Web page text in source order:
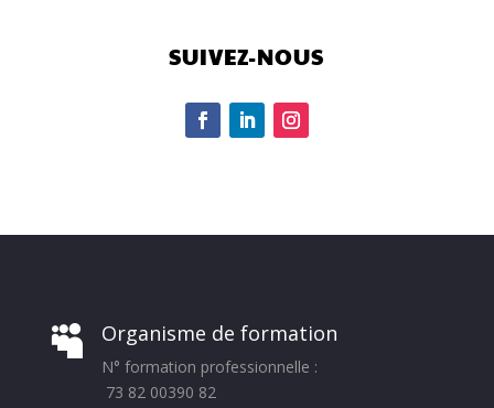
SUIVEZ-NOUS
 Organisme de formation
N° formation professionnelle :
73 82 00390 82